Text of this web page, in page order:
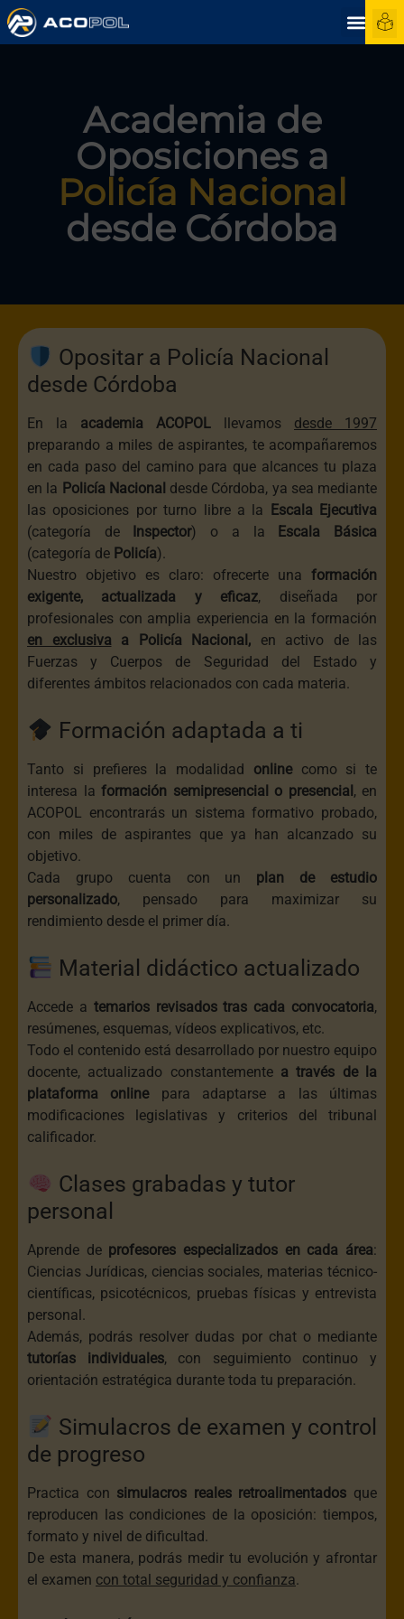
Academia de
Oposiciones a
Policía Nacional
desde Córdoba
Opositar a Policía Nacional
desde Córdoba
En la academia ACOPOL llevamos desde 1997
preparando a miles de aspirantes, te acompañaremos
en cada paso del camino para que alcances tu plaza
en la Policía Nacional desde Córdoba, ya sea mediante
las oposiciones por turno libre a la
Escala Ejecutiva
(categoría de
Inspector) o a la
Escala Básica
(categoría de Policía).
Nuestro objetivo es claro: ofrecerte una formación
exigente, actualizada y eficaz, diseñada por
profesionales con amplia experiencia en la formación
en exclusivaa Policía Nacional, en activo de las
Fuerzas y Cuerpos de Seguridad del Estado y
diferentes ámbitos relacionados con cada materia.
Formación adaptada a ti
Tanto si prefieres la modalidad onlinecomo si te
interesa la formación semipresencial o presencial , en
ACOPOL encontrarás un sistema formativo probado,
con miles de aspirantes que ya han alcanzado su
objetivo.
Cada grupo cuenta con un plan de estudio
personalizado, pensado para maximizar su
rendimiento desde el primer día.
Material didáctico actualizado
Accede a temarios revisados tras cada convocatoria,
resúmenes, esquemas, vídeos explicativos, etc.
Todo el contenido está desarrollado por nuestro equipo
docente, actualizado constantemente a través de la
plataforma onlinepara adaptarse a las últimas
modificaciones legislativas y criterios del tribunal
calificador.
Clases grabadas y tutor
personal
Aprende de profesores especializados en cada área:
Ciencias Jurídicas, ciencias sociales, materias técnico-
científicas, psicotécnicos, pruebas físicas y entrevista
personal.
Además, podrás resolver dudas por chat o mediante
tutorías individuales, con seguimiento continuo y
orientación estratégica durante toda tu preparación.
Simulacros de examen y control
de progreso
Practica con simulacros reales retroalimentados que
reproducen las condiciones de la oposición: tiempos,
formato y nivel de dificultad.
De esta manera, podrás medir tu evolución y afrontar
el examen con total seguridad y confianza.